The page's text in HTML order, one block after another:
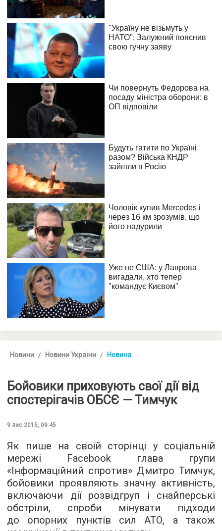
Новини Новини України Новина
Бойовики приховують свої дії від
спостерігачів ОБСЄ — Тимчук
9 лис 2015, 09:45
Як пише на своїй сторінці у соціальній
мережі Facebook глава групи
«Інформаційний спротив» Дмитро Тимчук,
бойовики проявляють значну активність,
включаючи дії розвідгруп і снайперські
обстріли, спроби мінувати підходи
до опорних пунктів сил АТО, а також